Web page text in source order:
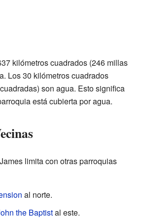
kilómetros cuadrados (246 millas
Los 30 kilómetros cuadrados
son agua. Esto significa
está cubierta por agua.
limita con otras parroquias
al norte.
the Baptistal este.